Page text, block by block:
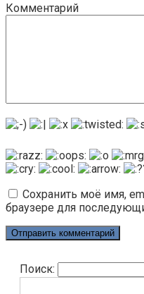
Комментарий
Сохранить моё имя,
браузере для
Поиск: